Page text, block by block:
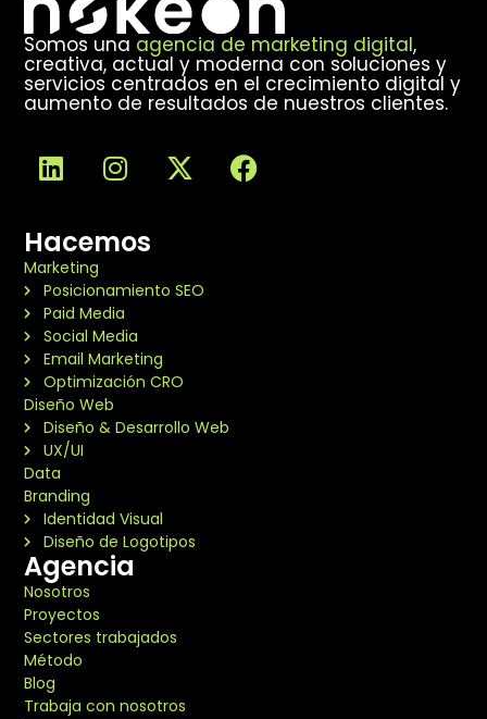
Somos una agencia de marketing digital,
creativa, actual y moderna con soluciones y
servicios centrados en el crecimiento digital y
aumento de resultados de nuestros clientes.
Hacemos
Marketing
Posicionamiento SEO
Paid Media
Social Media
Email Marketing
Optimización CRO
Diseño Web
Diseño & Desarrollo Web
UX/UI
Data
Branding
Identidad Visual
Diseño de Logotipos
Agencia
Nosotros
Proyectos
Sectores trabajados
Método
Blog
Trabaja con nosotros